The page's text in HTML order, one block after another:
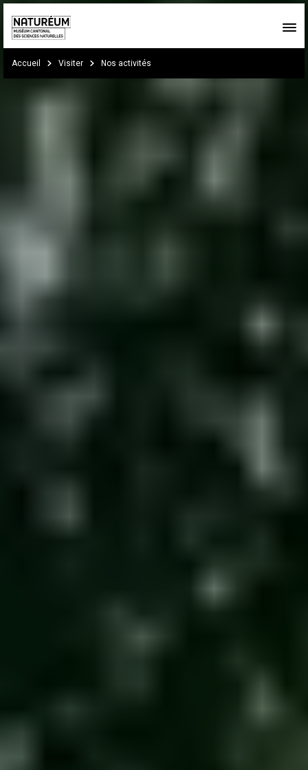
Skip to main content
Accueil Visiter Nos activités